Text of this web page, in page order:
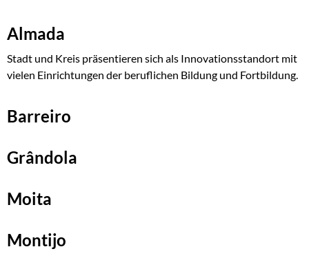
Almada
Stadt und Kreis präsentieren sich als Innovationsstandort mit
vielen Einrichtungen der beruflichen Bildung und Fortbildung.
Barreiro
Grândola
Moita
Montijo